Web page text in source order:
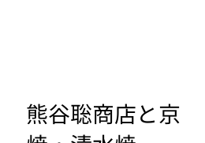
熊谷聡商店と京